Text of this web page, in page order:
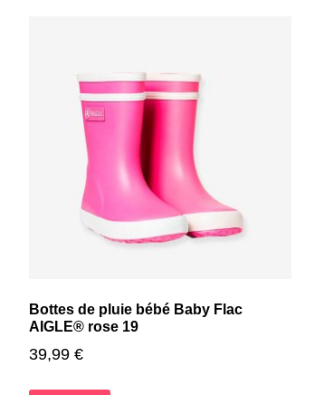
Bottes de pluie bébé Baby Flac
AIGLE® rose 19
39,99 €